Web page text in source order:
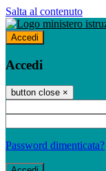
Salta al contenuto
Accedi
Accedi
button close ×
Password dimenticata?